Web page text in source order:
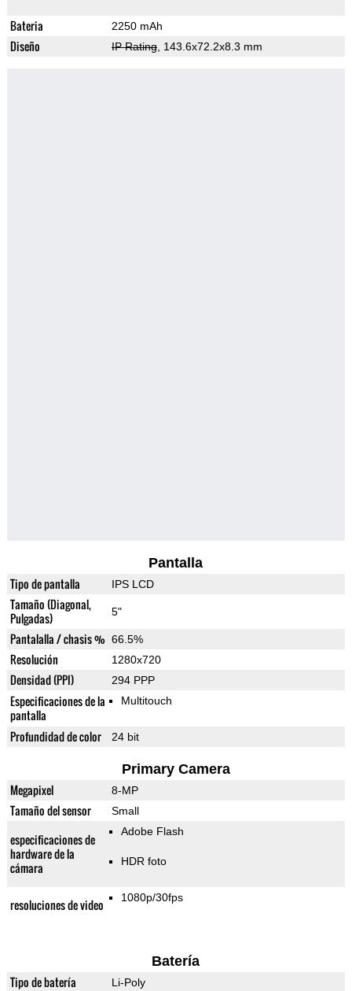
Bateria 2250 mAh
Diseño IP Rating, 143.6x72.2x8.3 mm
Pantalla
Tipo de pantalla IPS LCD
Tamaño (Diagonal,
Pulgadas)
5"
Pantalalla / chasis % 66.5%
Resolución 1280x720
Densidad (PPI) 294 PPP
Especificaciones de la
pantalla
Multitouch
Profundidad de color 24 bit
Primary Camera
Megapixel 8-MP
Tamaño del sensor Small
especificaciones de
hardware de la
cámara
Adobe Flash
HDR foto
resoluciones de video 1080p/30fps
Batería
Tipo de batería Li-Poly